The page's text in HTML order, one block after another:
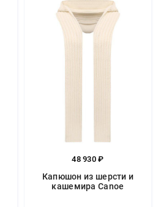
48 930 ₽
Капюшон из шерсти и
кашемира Canoe